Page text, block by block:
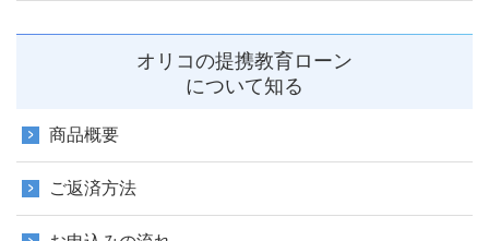
オリコの提携教育ローン
について知る
商品概要
ご返済方法